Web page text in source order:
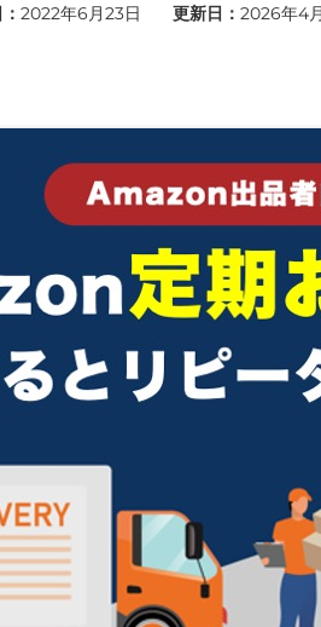
2022年6月23日 更新日： 2026年4